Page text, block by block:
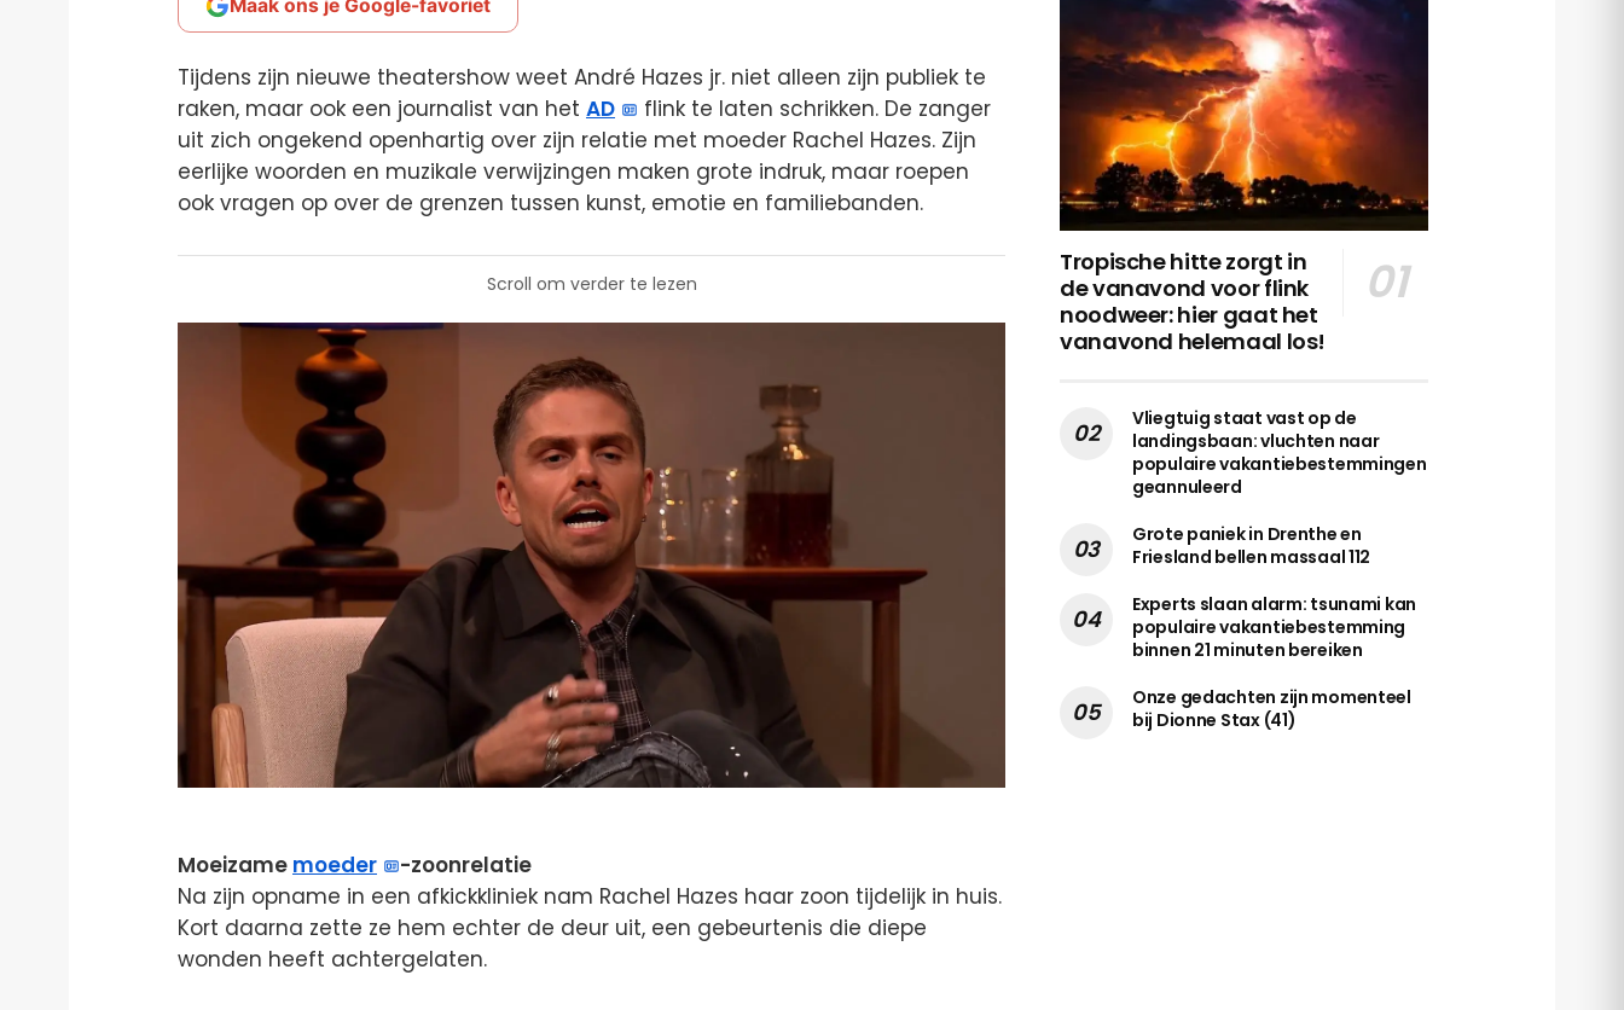
Maak ons je Google-favoriet
Tijdens zijn nieuwe theatershow weet André Hazes jr. niet alleen zijn publiek te
raken, maar ook een journalist van het AD
flink te laten schrikken. De zanger
uit zich ongekend openhartig over zijn relatie met moeder Rachel Hazes. Zijn
eerlijke woorden en muzikale verwijzingen maken grote indruk, maar roepen
ook vragen op over de grenzen tussen kunst, emotie en familiebanden.
Scroll om verder te lezen
Moeizame moeder
-zoonrelatie
Na zijn opname in een afkickkliniek nam Rachel Hazes haar zoon tijdelijk in huis.
Kort daarna zette ze hem echter de deur uit, een gebeurtenis die diepe
wonden heeft achtergelaten.
Tropische hitte zorgt in
de vanavond voor flink
noodweer: hier gaat het
vanavond helemaal los!
Vliegtuig staat vast op de
landingsbaan: vluchten naar
populaire vakantiebestemmingen
geannuleerd
Grote paniek in Drenthe en
Friesland bellen massaal 112
Experts slaan alarm: tsunami kan
populaire vakantiebestemming
binnen 21 minuten bereiken
Onze gedachten zijn momenteel
bij Dionne Stax (41)